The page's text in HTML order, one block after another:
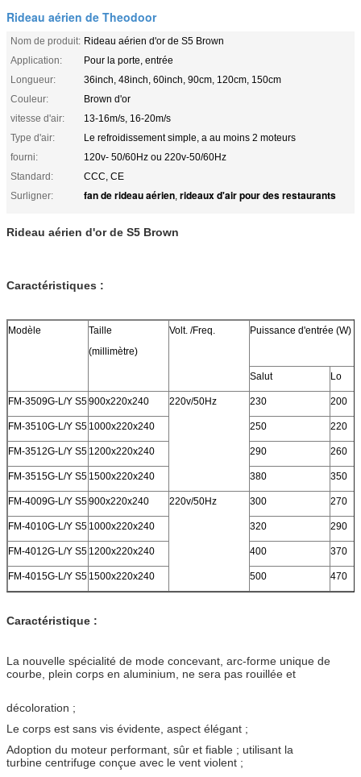
Rideau aérien de Theodoor
Nom de produit: Rideau aérien d'or de S5 Brown
Application:
Pour la porte, entrée
Longueur:
36inch, 48inch, 60inch, 90cm, 120cm, 150cm
Couleur:
Brown d'or
vitesse d'air:
13-16m/s, 16-20m/s
Type d'air:
Le refroidissement simple, a au moins 2 moteurs
fourni:
120v- 50/60Hz ou 220v-50/60Hz
Standard:
CCC, CE
Surligner:
fan de rideau aérien, rideaux d'air pour des restaurants
Rideau aérien d'or de S5 Brown
Caractéristiques :
Modèle
Taille
(millimètre)
Volt. /Freq. Puissance d'entrée (W)
Salut Lo
FM-3509G-L/Y S5900x220x240 220v/50Hz 230 200
FM-3510G-L/Y S5 1000x220x240 250 220
FM-3512G-L/Y S5 1200x220x240 290 260
FM-3515G-L/Y S5 1500x220x240 380 350
FM-4009G-L/Y S5900x220x240 220v/50Hz 300 270
FM-4010G-L/Y S5 1000x220x240 320 290
FM-4012G-L/Y S5 1200x220x240 400 370
FM-4015G-L/Y S5 1500x220x240 500 470
Caractéristique :
La nouvelle spécialité de mode concevant, arc-forme unique de
courbe, plein corps en aluminium, ne sera pas rouillée et
décoloration ;
Le corps est sans vis évidente, aspect élégant ;
Adoption du moteur performant, sûr et fiable ; utilisant la
turbine centrifuge conçue avec le vent violent ;